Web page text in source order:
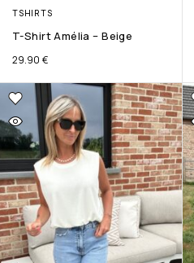
TSHIRTS
T-Shirt Amélia – Beige
29.90 €